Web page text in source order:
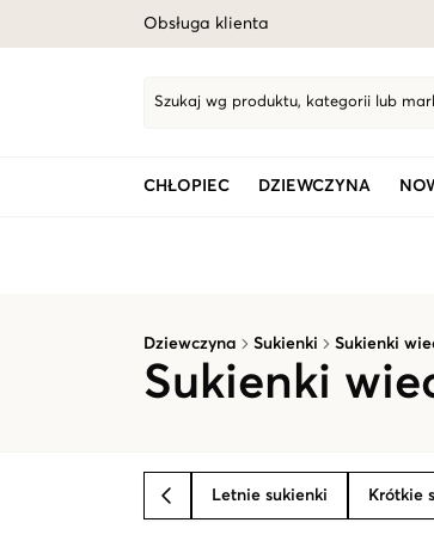
Obsługa klienta
Szukaj wg produktu, kategorii lub
CHŁOPIEC DZIEWCZYNA
Dziewczyna Sukienki Sukienki
Sukienki
BACK Letnie sukienki Krótkie